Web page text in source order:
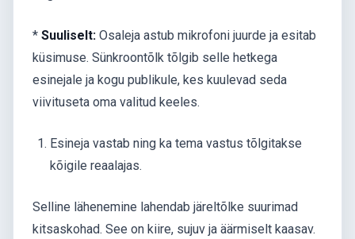
* Suuliselt: Osaleja astub mikrofoni juurde ja esitab
küsimuse. Sünkroontõlk tõlgib selle hetkega
esinejale ja kogu publikule, kes kuulevad seda
viivituseta oma valitud keeles.
Esineja vastab ning ka tema vastus tõlgitakse
kõigile reaalajas.
Selline lähenemine lahendab järeltõlke suurimad
kitsaskohad. See on kiire, sujuv ja äärmiselt kaasav.